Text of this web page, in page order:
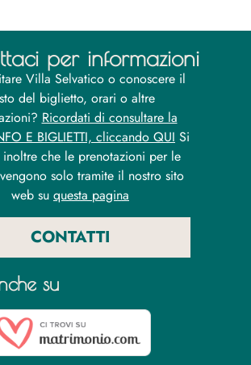
per informazioni
Villa Selvatico o conoscere il
del biglietto, orari o altre
Ricordati di consultare la
E BIGLIETTI, cliccando QUI Si
che le prenotazioni per le
solo tramite il nostro sito
web su questa pagina
CONTATTI
su